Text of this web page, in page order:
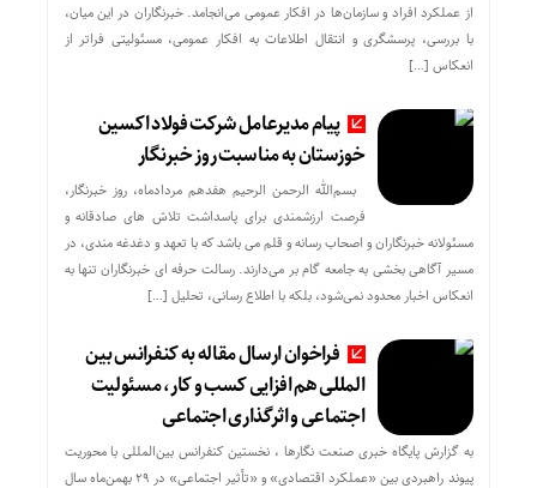
از عملکرد افراد و سازمان‌ها در افکار عمومی می‌انجامد. خبرنگاران در این میان،
با بررسی، پرسشگری و انتقال اطلاعات به افکار عمومی، مسئولیتی فراتر از
انعکاس […]
پیام مدیرعامل شرکت فولاد اکسین
خوزستان به مناسبت روز خبرنگار
بسم‌الله الرحمن الرحیم هفدهم مردادماه، روز خبرنگار،
فرصت ارزشمندی برای پاسداشت تلاش‌ های صادقانه و
مسئولانه خبرنگاران و اصحاب رسانه و قلم می باشد که با تعهد و دغدغه‌ مندی، در
مسیر آگاهی‌ بخشی به جامعه گام بر می‌دارند. رسالت حرفه‌ ای خبرنگاران تنها به
انعکاس اخبار محدود نمی‌شود، بلکه با اطلاع رسانی، تحلیل […]
فراخوان ارسال مقاله به کنفرانس بین
المللی هم افزایی کسب و کار، مسئولیت
اجتماعی و اثرگذاری اجتماعی
به گزارش پایگاه خبری صنعت نگارها ، نخستین کنفرانس بین‌المللی با محوریت
پیوند راهبردی بین «عملکرد اقتصادی» و «تأثیر اجتماعی» در ۲۹ بهمن‌ماه سال